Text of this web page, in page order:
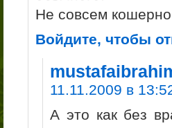
Не совсем
Войдите, чтобы
11.11.2009 в
А это как без